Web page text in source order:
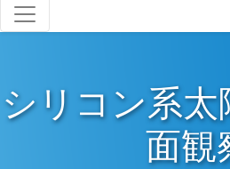
シリコン系
面観